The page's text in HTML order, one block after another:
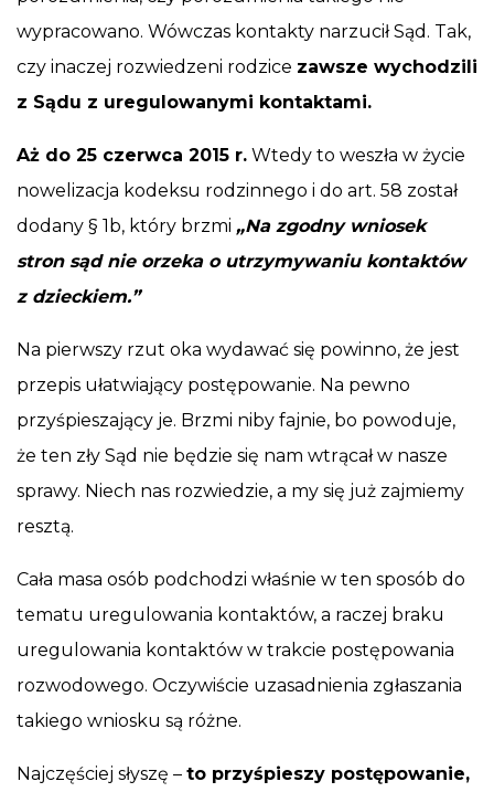
wypracowano. Wówczas kontakty narzucił Sąd. Tak,
czy inaczej rozwiedzeni rodzice zawsze wychodzili
z Sądu z uregulowanymi kontaktami.
Aż do 25 czerwca 2015 r. Wtedy to weszła w życie
nowelizacja kodeksu rodzinnego i do art. 58 został
dodany § 1b, który brzmi „Na zgodny wniosek
stron sąd nie orzeka o utrzymywaniu kontaktów
z dzieckiem.”
Na pierwszy rzut oka wydawać się powinno, że jest
przepis ułatwiający postępowanie. Na pewno
przyśpieszający je. Brzmi niby fajnie, bo powoduje,
że ten zły Sąd nie będzie się nam wtrącał w nasze
sprawy. Niech nas rozwiedzie, a my się już zajmiemy
resztą.
Cała masa osób podchodzi właśnie w ten sposób do
tematu uregulowania kontaktów, a raczej braku
uregulowania kontaktów w trakcie postępowania
rozwodowego. Oczywiście uzasadnienia zgłaszania
takiego wniosku są różne.
Najczęściej słyszę – to przyśpieszy postępowanie,